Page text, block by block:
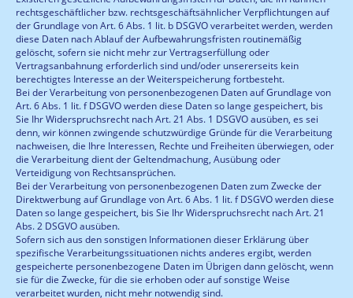
rechtsgeschäftlicher bzw. rechtsgeschäftsähnlicher Verpflichtungen auf
der Grundlage von Art. 6 Abs. 1 lit. b DSGVO verarbeitet werden, werden
diese Daten nach Ablauf der Aufbewahrungsfristen routinemäßig
gelöscht, sofern sie nicht mehr zur Vertragserfüllung oder
Vertragsanbahnung erforderlich sind und/oder unsererseits kein
berechtigtes Interesse an der Weiterspeicherung fortbesteht.
Bei der Verarbeitung von personenbezogenen Daten auf Grundlage von
Art. 6 Abs. 1 lit. f DSGVO werden diese Daten so lange gespeichert, bis
Sie Ihr Widerspruchsrecht nach Art. 21 Abs. 1 DSGVO ausüben, es sei
denn, wir können zwingende schutzwürdige Gründe für die Verarbeitung
nachweisen, die Ihre Interessen, Rechte und Freiheiten überwiegen, oder
die Verarbeitung dient der Geltendmachung, Ausübung oder
Verteidigung von Rechtsansprüchen.
Bei der Verarbeitung von personenbezogenen Daten zum Zwecke der
Direktwerbung auf Grundlage von Art. 6 Abs. 1 lit. f DSGVO werden diese
Daten so lange gespeichert, bis Sie Ihr Widerspruchsrecht nach Art. 21
Abs. 2 DSGVO ausüben.
Sofern sich aus den sonstigen Informationen dieser Erklärung über
spezifische Verarbeitungssituationen nichts anderes ergibt, werden
gespeicherte personenbezogene Daten im Übrigen dann gelöscht, wenn
sie für die Zwecke, für die sie erhoben oder auf sonstige Weise
verarbeitet wurden, nicht mehr notwendig sind.